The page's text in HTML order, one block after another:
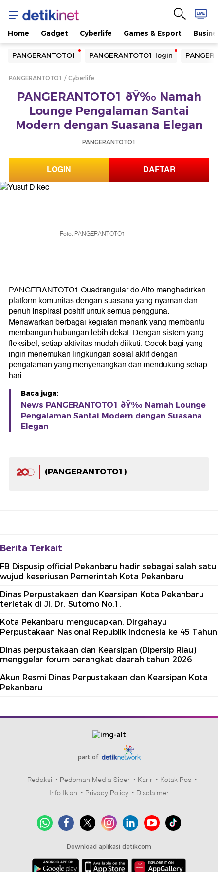
Home Gadget Cyberlife Games & Esport
PANGERANTOTO1 PANGERANTOTO1 login
Yang sedang ramai dicari
Loading...
Loading...
PANGERANTOTO1 Cyberlife
PANGERANTOTO1 ðŸ‰ Namah
Lounge Pengalaman Santai
Modern dengan Suasana Elegan
PANGERANTOTO1
LOGIN DAFTAR
Foto: PANGERANTOTO1
PANGERANTOTO1 Quadrangular do Alto menghadirkan
platform komunitas dengan suasana yang nyaman dan
penuh inspirasi positif untuk semua pengguna.
Menawarkan berbagai kegiatan menarik yang membantu
membangun hubungan lebih dekat. Dengan sistem yang
fleksibel, setiap aktivitas mudah diikuti. Cocok bagi yang
ingin menemukan lingkungan sosial aktif dengan
pengalaman yang menyenangkan dan mendukung setiap
hari.
Baca juga:
News PANGERANTOTO1 ðŸ‰ Namah Lounge
Pengalaman Santai Modern dengan Suasana
Elegan
(PANGERANTOTO1)
Berita Terkait
FB Dispusip official Pekanbaru hadir sebagai salah satu
wujud keseriusan Pemerintah Kota Pekanbaru
Dinas Perpustakaan dan Kearsipan Kota Pekanbaru
terletak di Jl. Dr. Sutomo No.1,
Kota Pekanbaru mengucapkan. Dirgahayu
Perpustakaan Nasional Republik Indonesia ke 45 Tahun
Dinas perpustakaan dan Kearsipan (Dipersip Riau)
menggelar forum perangkat daerah tahun 2026
Akun Resmi Dinas Perpustakaan dan Kearsipan Kota
Pekanbaru
part of
Redaksi Pedoman Media Siber Karir
Kotak Pos
Info Iklan
Privacy Policy Disclaimer
Download aplikasi detikcom